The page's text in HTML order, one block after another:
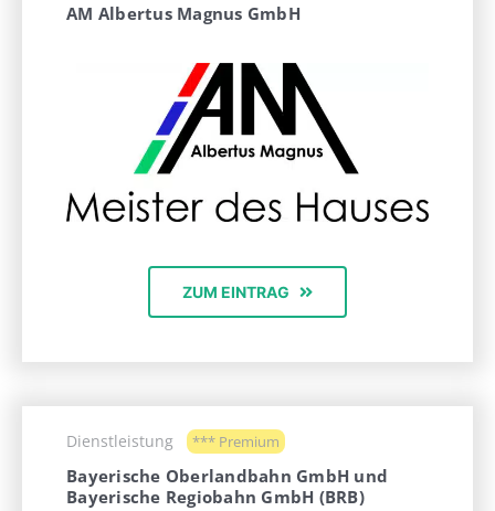
AM Albertus Magnus GmbH
ZUM EINTRAG
Dienstleistung *** Premium
Bayerische Oberlandbahn GmbH und
Bayerische Regiobahn GmbH (BRB)